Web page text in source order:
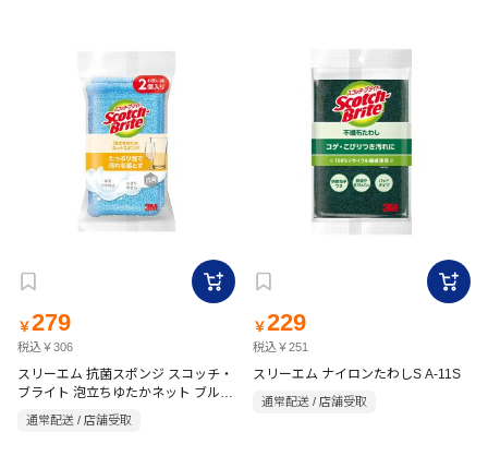
￥279
税込￥306
スリーエム 抗菌スポンジ スコッチ・
ブライト 泡立ちゆたかネット ブルー
2個
通常配送 / 店舗受取
￥229
税込￥251
スリーエム ナイロンたわしS A-11S
通常配送 / 店舗受取